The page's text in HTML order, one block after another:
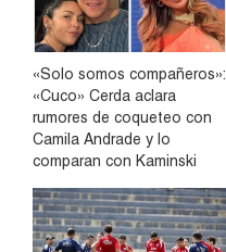
«Solo somos compañeros»:
«Cuco» Cerda aclara
rumores de coqueteo con
Camila Andrade y lo
comparan con Kaminski